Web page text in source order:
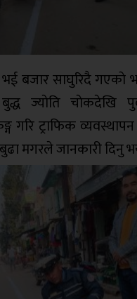
बजार साघुरिदै गएकाे
ज्याेति चाेकदेखि
गरि ट्राफिक
मगरले जानकारी दिनु